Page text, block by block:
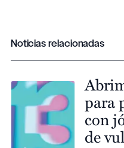
Noticias relacionadas
para
con
de